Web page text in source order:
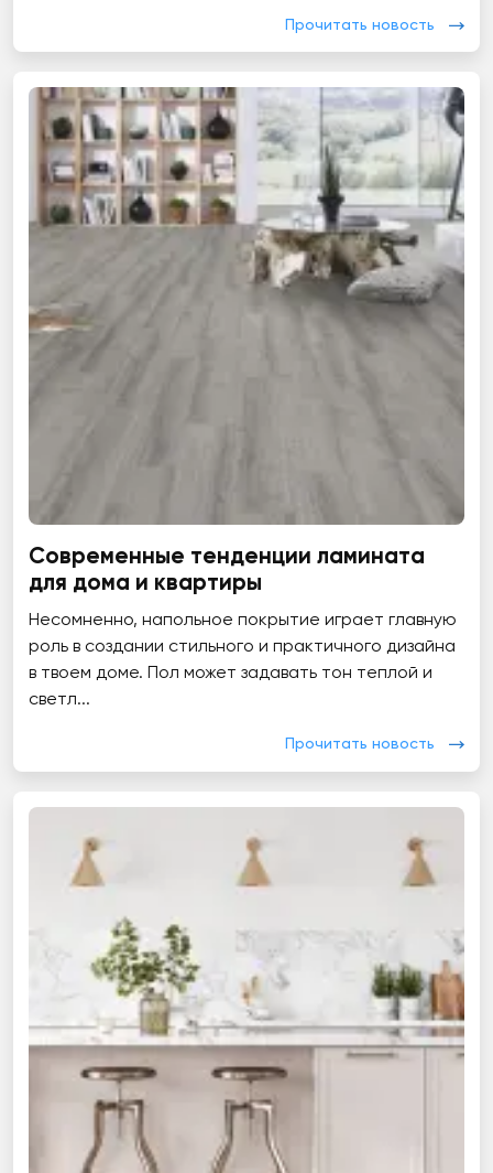
Прочитать новость
Современные тенденции ламината
для дома и квартиры
Несомненно, напольное покрытие играет главную
роль в создании стильного и практичного дизайна
в твоем доме. Пол может задавать тон теплой и
светл...
Прочитать новость